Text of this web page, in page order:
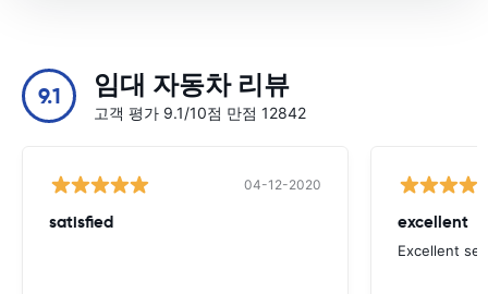
9.1 임대 자동차 리뷰
고객 평가 9.1/10점 만점 12842
04-12-2020
satisfied excellent
Excellent